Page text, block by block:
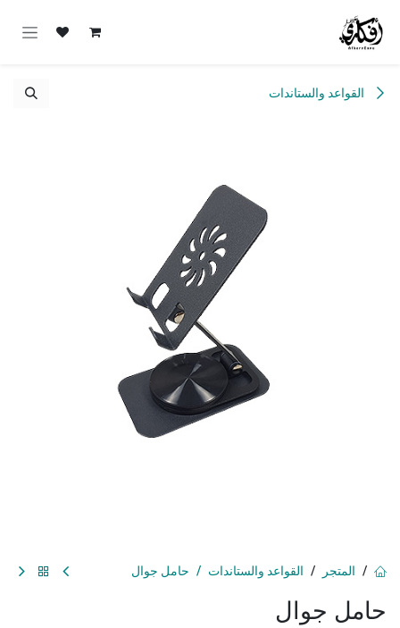
القواعد والستاندات
حامل جوال
المتجر القواعد والستاندات حامل جوال